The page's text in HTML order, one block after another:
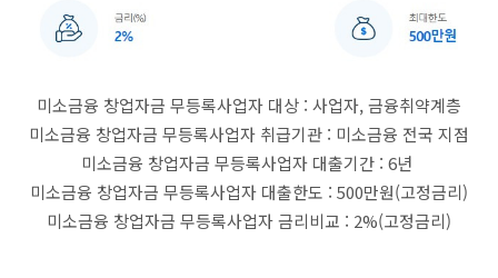
미소금융 창업자금 무등록사업자 대상 : 사업자, 금융취약계층
미소금융 창업자금 무등록사업자 취급기관 : 미소금융 전국 지점
미소금융 창업자금 무등록사업자 대출기간 : 6년
미소금융 창업자금 무등록사업자 대출한도 : 500만원(고정금리)
미소금융 창업자금 무등록사업자 금리비교 : 2%(고정금리)